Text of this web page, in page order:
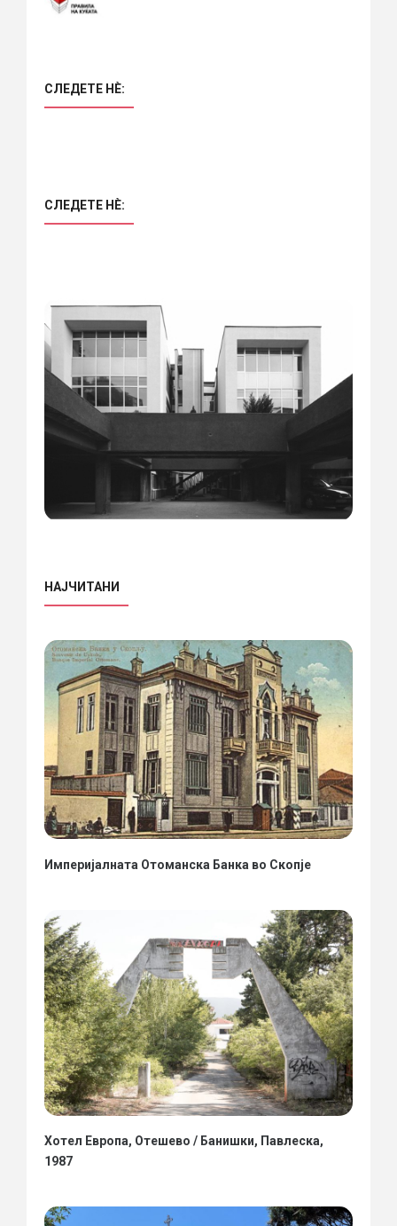
СЛЕДЕТЕ НÈ:
СЛЕДЕТЕ НÈ:
НАЈЧИТАНИ
Империјалната Отоманска Банка во Скопје
Хотел Европа, Отешево / Банишки, Павлеска,
1987